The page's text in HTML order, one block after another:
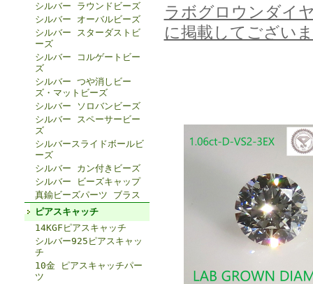
シルバー ラウンドビーズ
シルバー オーバルビーズ
シルバー スターダストビ
ーズ
シルバー コルゲートビー
ズ
シルバー つや消しビー
ズ・マットビーズ
シルバー ソロバンビーズ
シルバー スペーサービー
ズ
シルバースライドボールビ
ーズ
シルバー カン付きビーズ
シルバー ビーズキャップ
真鍮ビーズパーツ ブラス
ピアスキャッチ
14KGFピアスキャッチ
シルバー925ピアスキャッ
チ
10金 ピアスキャッチパー
ツ
ラボグロウンダイ
に掲載してござい